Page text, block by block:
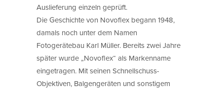
Auslieferung einzeln geprüft.
Die Geschichte von Novoflex begann 1948,
damals noch unter dem Namen
Fotogerätebau Karl Müller. Bereits zwei Jahre
später wurde „Novoflex“ als Markenname
eingetragen. Mit seinen Schnellschuss-
Objektiven, Balgengeräten und sonstigem